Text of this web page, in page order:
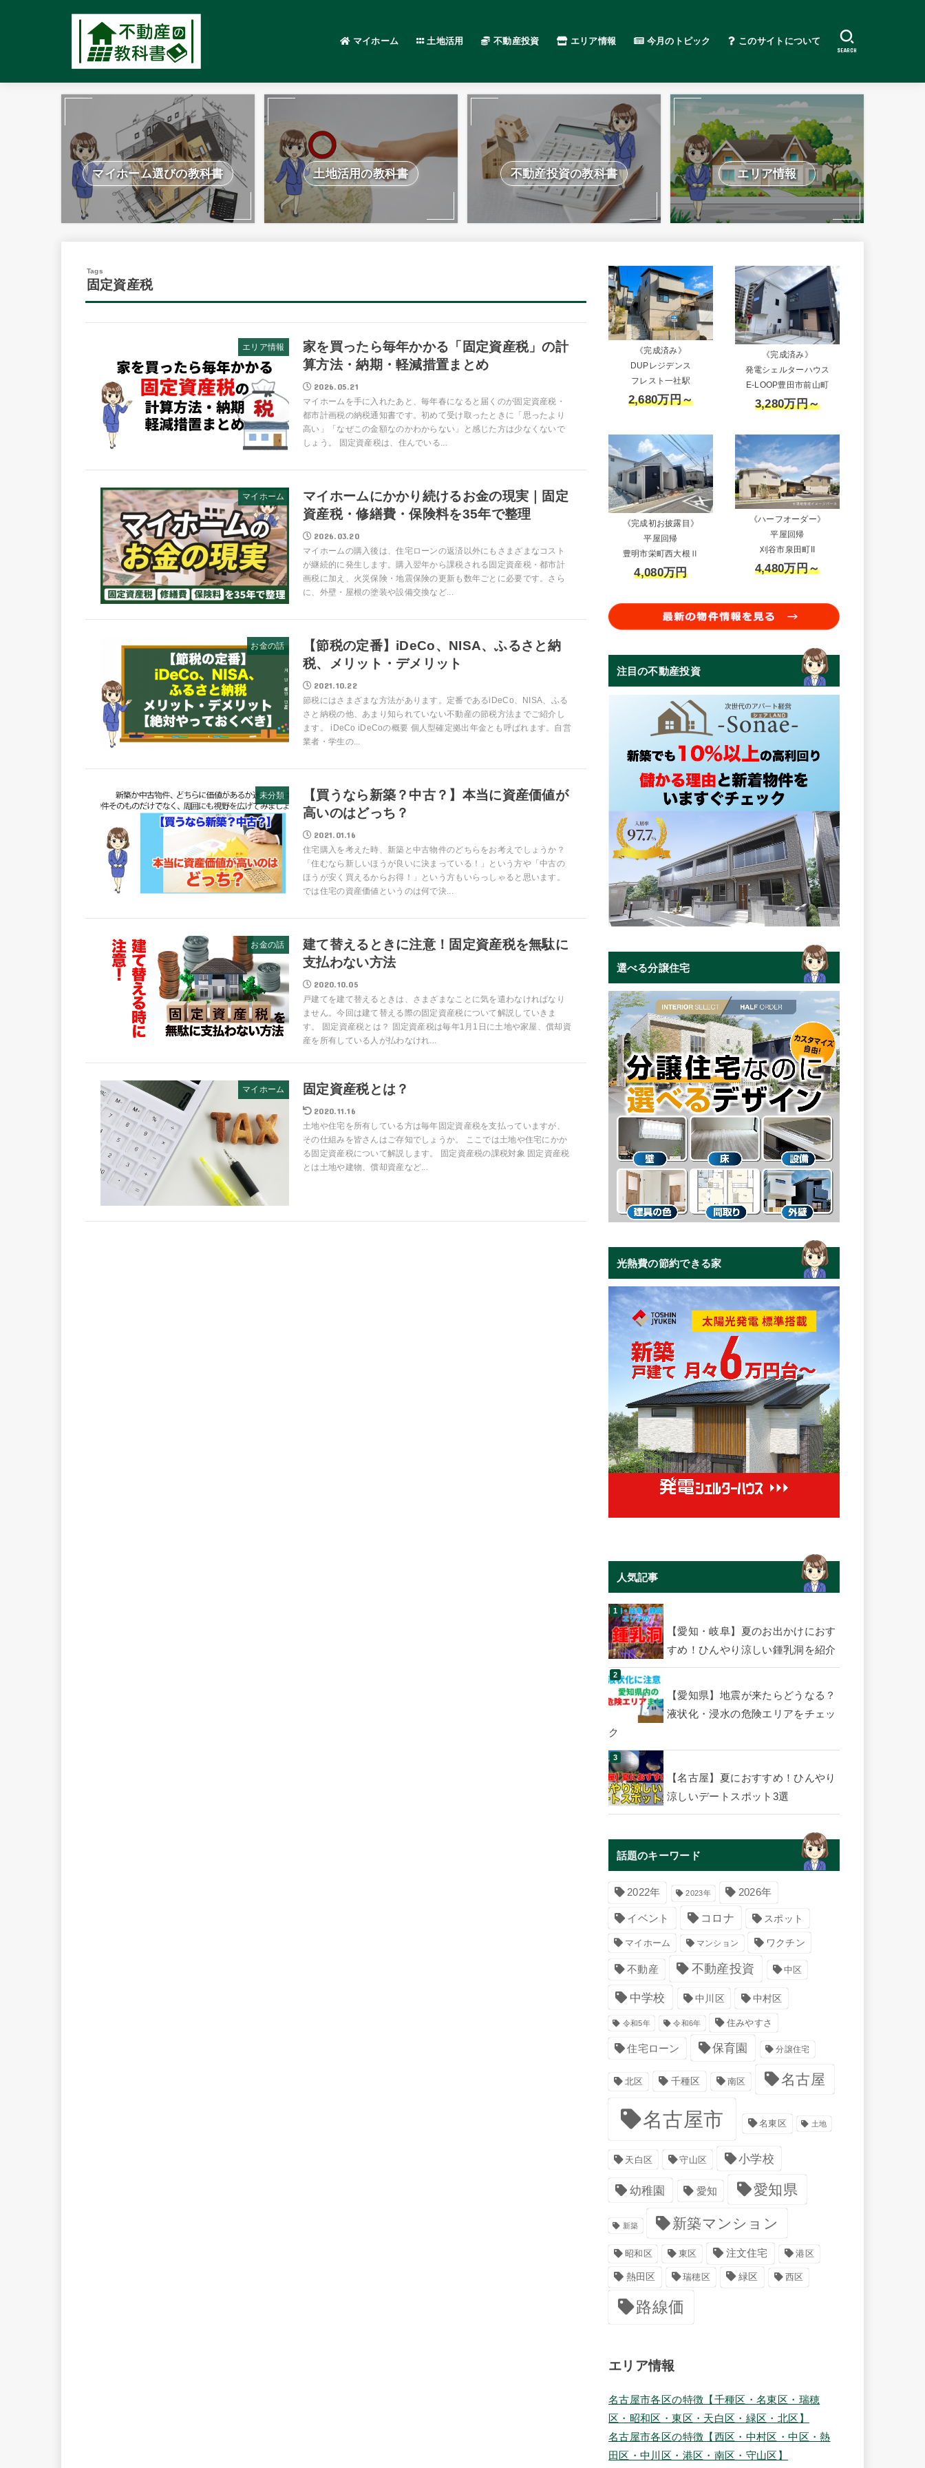
マイホーム 土地活用 不動産投資 エリア情報 今月のトピック このサイトについて
SEARCH
マイホーム選びの教科書 土地活用の教科書 不動産投資の教科書 エリア情報
固定資産税
エリア情報
家を買ったら毎年かかる「固定資産税」の計
算方法・納期・軽減措置まとめ
2026.05.21
マイホームを手に入れたあと、毎年春になると届くのが固定資産税・
都市計画税の納税通知書です。初めて受け取ったときに「思ったより
高い」「なぜこの金額なのかわからない」と感じた方は少なくないで
しょう。 固定資産税は、住んでいる...
マイホーム
マイホームにかかり続けるお金の現実｜固定
資産税・修繕費・保険料を35年で整理
2026.03.20
マイホームの購入後は、住宅ローンの返済以外にもさまざまなコスト
が継続的に発生します。購入翌年から課税される固定資産税・都市計
画税に加え、火災保険・地震保険の更新も数年ごとに必要です。さら
に、外壁・屋根の塗装や設備交換など...
お金の話
【節税の定番】iDeCo、NISA、ふるさと納
税、メリット・デメリット
2021.10.22
節税にはさまざまな方法があります。定番であるiDeCo、NISA、ふる
さと納税の他、あまり知られていない不動産の節税方法までご紹介し
ます。 iDeCo iDeCoの概要 個人型確定拠出年金とも呼ばれます。自営
業者・学生の...
未分類
【買うなら新築？中古？】本当に資産価値が
高いのはどっち？
2021.01.16
住宅購入を考えた時、新築と中古物件のどちらをお考えでしょうか？
「住むなら新しいほうが良いに決まっている！」という方や「中古の
ほうが安く買えるからお得！」という方もいらっしゃると思います。
では住宅の資産価値というのは何で決...
お金の話
建て替えるときに注意！固定資産税を無駄に
支払わない方法
2020.10.05
戸建てを建て替えるときは、さまざまなことに気を遣わなければなり
ません。今回は建て替える際の固定資産税について解説していきま
す。 固定資産税とは？ 固定資産税は毎年1月1日に土地や家屋、償却資
産を所有している人が払わなけれ...
マイホーム 固定資産税とは？
2020.11.16
土地や住宅を所有している方は毎年固定資産税を支払っていますが、
その仕組みを皆さんはご存知でしょうか。 ここでは土地や住宅にかか
る固定資産税について解説します。 固定資産税の課税対象 固定資産税
とは土地や建物、償却資産など...
《完成済み》
DUPレジデンス
フレスト一社駅
2,680万円～
《完成済み》
発電シェルターハウス
E-LOOP豊田市前山町
3,280万円～
《完成初お披露目》
平屋回帰
豊明市栄町西大根Ⅱ
4,080万円
《ハーフオーダー》
平屋回帰
刈谷市泉田町II
4,480万円～
注目の不動産投資
選べる分譲住宅
光熱費の節約できる家
人気記事
【愛知・岐阜】夏のお出かけにおす
すめ！ひんやり涼しい鍾乳洞を紹介
【愛知県】地震が来たらどうなる？
液状化・浸水の危険エリアをチェッ
ク
【名古屋】夏におすすめ！ひんやり
涼しいデートスポット3選
話題のキーワード
2022年 2023年 2026年
イベント コロナ スポット
マイホーム マンション ワクチン
不動産 不動産投資 中区
中学校 中川区 中村区
令和5年 令和6年 住みやすさ
住宅ローン 保育園 分譲住宅
北区 千種区 南区 名古屋
名古屋市 名東区 土地
天白区 守山区 小学校
幼稚園 愛知 愛知県
新築 新築マンション
昭和区 東区 注文住宅 港区
熱田区 瑞穂区 緑区 西区
路線価
エリア情報
名古屋市各区の特徴【千種区・名東区・瑞穂
区・昭和区・東区・天白区・緑区・北区】
名古屋市各区の特徴【西区・中村区・中区・熱
田区・中川区・港区・南区・守山区】